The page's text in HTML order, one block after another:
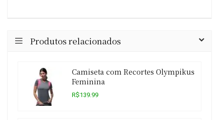
Produtos relacionados
Camiseta com Recortes Olympikus
Feminina
R$139.99